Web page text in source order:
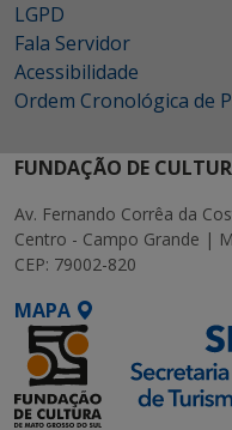
LGPD
Fala Servidor
Acessibilidade
Ordem Cronológica de
FUNDAÇÃO DE
Av. Fernando Corrêa da
Centro - Campo Grande |
CEP: 79002-820
MAPA